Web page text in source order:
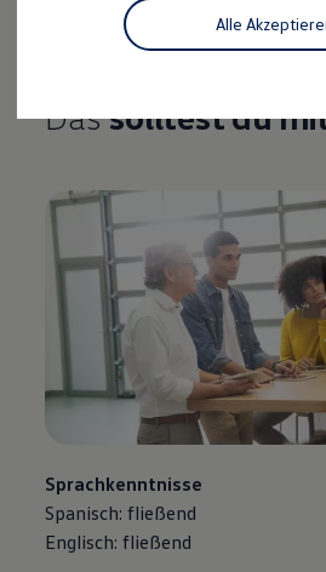
Rund 500 Euro pro Monat
Dassolltest du
Sprachkenntnisse
Spanisch: fließend
Englisch: fließend
Alle